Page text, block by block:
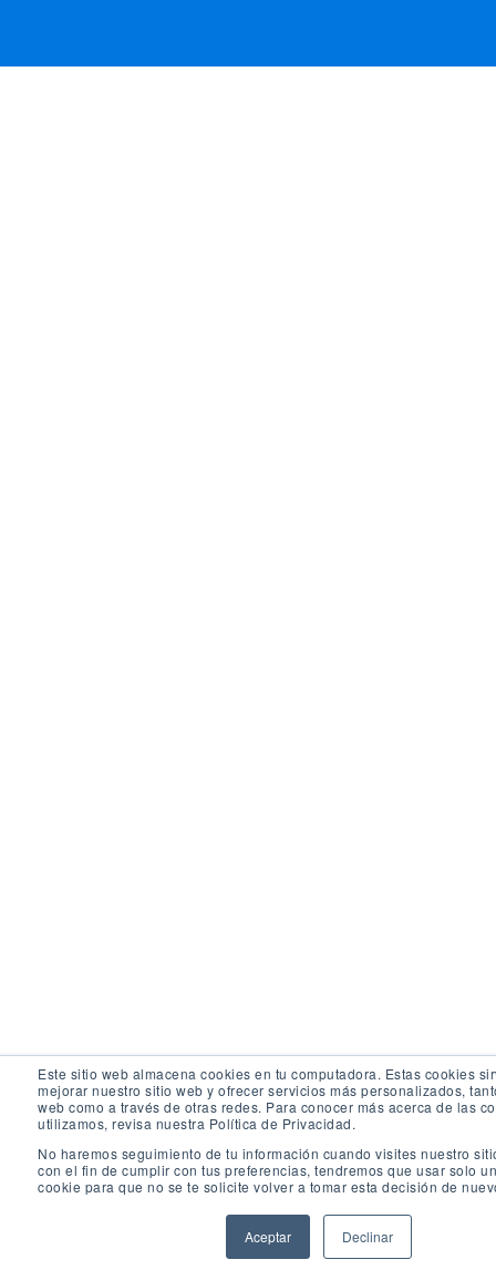
Este sitio web almacena cookies en tu computadora. Estas cookies
mejorar nuestro sitio web y ofrecer servicios más personalizados,
web como a través de otras redes. Para conocer más acerca de las
utilizamos, revisa nuestra Política de Privacidad.
No haremos seguimiento de tu información cuando visites nuestro
con el fin de cumplir con tus preferencias, tendremos que usar solo
cookie para que no se te solicite volver a tomar esta decisión de
Aceptar Declinar